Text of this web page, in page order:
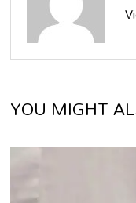
YOU MIGHT